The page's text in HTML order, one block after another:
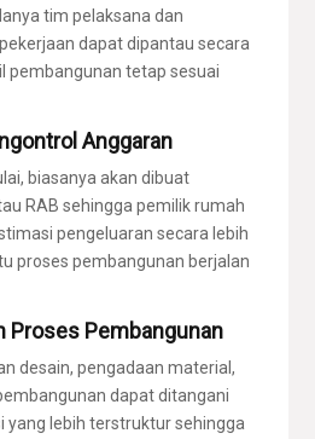
tim pelaksana dan
dapat dipantau secara
pembangunan tetap sesuai
Anggaran
biasanya akan dibuat
RAB sehingga pemilik rumah
pengeluaran secara lebih
proses pembangunan berjalan
Proses Pembangunan
desain, pengadaan material,
dapat ditangani
yang lebih terstruktur sehingga